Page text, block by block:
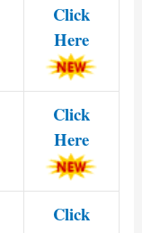
Click
Here
Click
Here
Click